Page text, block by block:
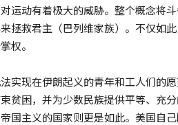
运动有着极大的威胁。整个概念将
拯救君主（巴列维家族）。不仅如
权。
现在伊朗起义的青年和工人们的
贫困，并为少数民族提供平等、充
国主义的国家则更是如此。美国自